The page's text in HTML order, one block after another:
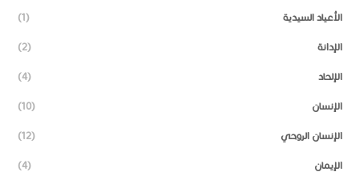
الأعياد السيدية (1)
الإدانة (2)
الإلحاد (4)
الإنسان (10)
الإنسان الروحي (12)
الإيمان (4)